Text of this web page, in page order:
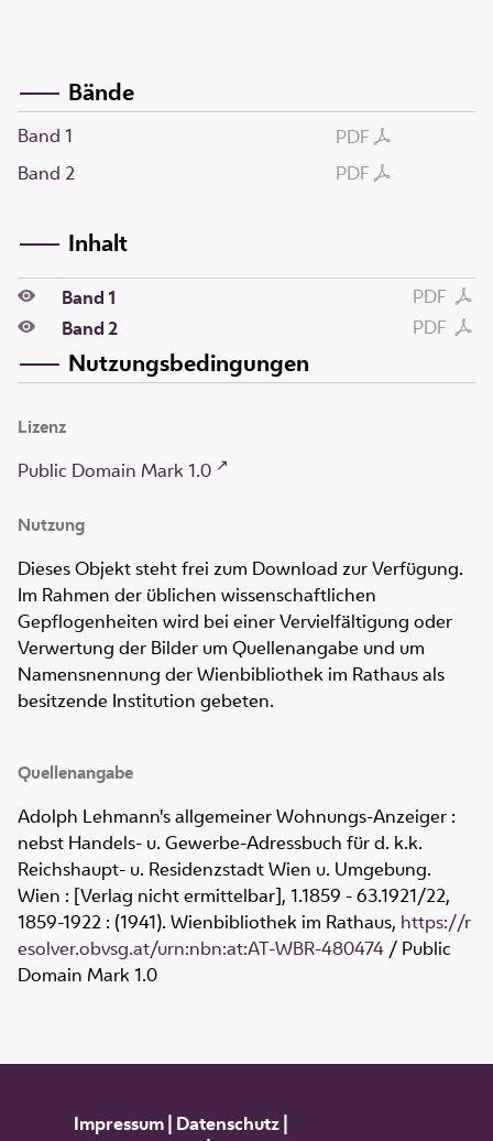
Bände
PDF
Band 1
PDF
Band 2
Inhalt
PDF
Band 1
PDF
Band 2
Nutzungsbedingungen
Lizenz
Public Domain Mark 1.0
Nutzung
Dieses Objekt steht frei zum Download zur Verfügung.
Im Rahmen der üblichen wissenschaftlichen
Gepflogenheiten wird bei einer Vervielfältigung oder
Verwertung der Bilder um Quellenangabe und um
Namensnennung der Wienbibliothek im Rathaus als
besitzende Institution gebeten.
Quellenangabe
Adolph Lehmann's allgemeiner Wohnungs-Anzeiger :
nebst Handels- u. Gewerbe-Adressbuch für d. k.k.
Reichshaupt- u. Residenzstadt Wien u. Umgebung.
Wien : [Verlag nicht ermittelbar], 1.1859 - 63.1921/22,
1859-1922 : (1941). Wienbibliothek im Rathaus, https://r
esolver.obvsg.at/urn:nbn:at:AT-WBR-480474 / Public
Domain Mark 1.0
Impressum| Datenschutz|